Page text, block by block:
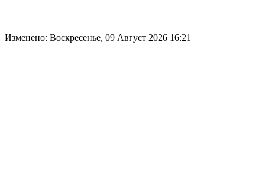
Изменено: Воскресенье, 09 Август 2026 16:21